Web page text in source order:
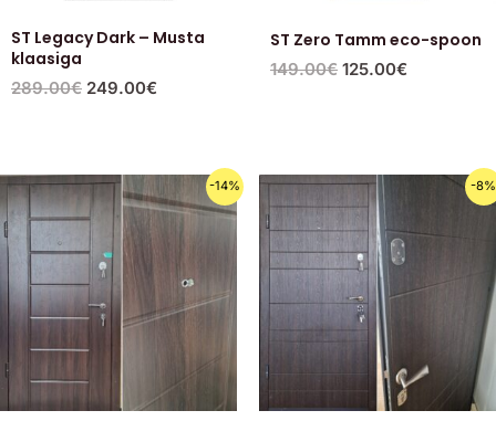
ST Legacy Dark – Musta
klaasiga
289.00€ 249.00€
ST Zero Tamm eco-spoon
149.00€ 125.00€
-14%
Первоначальная
цена
составляла
490.00€.
Текущая
цена:
460.00€.
-8%
Первоначальная
цена
составляла
490.00€.
Текущая